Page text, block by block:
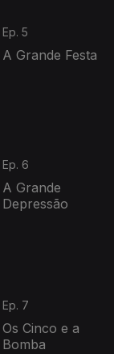
Ep. 5
A Grande Festa
Ep. 6
A Grande
Depressão
Ep. 7
Os Cinco e a
Bomba